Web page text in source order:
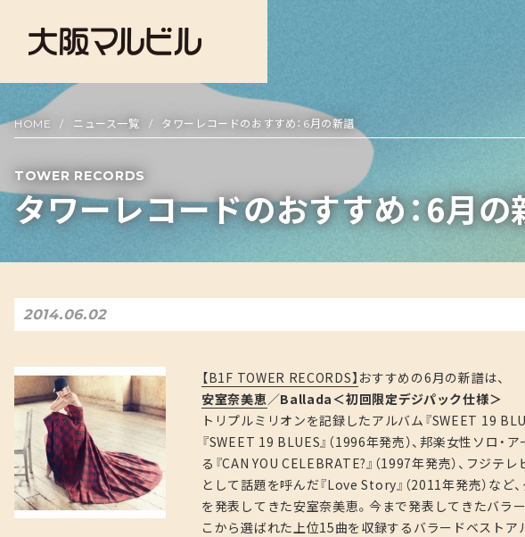
HOME ニュース一覧 タワーレコードのおすすめ：6月の新譜
TOWER RECORDS
タワーレコードのおすすめ：6月の
2014.06.02
【B1F TOWER RECORDS】 おすすめの6月の新譜は、
安室奈美恵／Ballada＜初回限定デジパック仕様＞
トリプルミリオンを記録したアルバム『SWEET 19
『SWEET 19 BLUES』（1996年発売）、邦楽女性ソロ
る『CAN YOU CELEBRATE?』（1997年発売）、フジテ
として話題を呼んだ『Love Story』（2011年発売）な
を発表してきた安室奈美恵。今まで発表してきたバラ
こから選ばれた上位15曲を収録するバラードベストア